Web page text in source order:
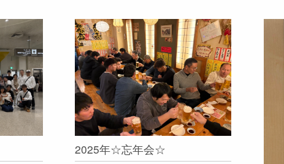
2025年☆忘年会☆